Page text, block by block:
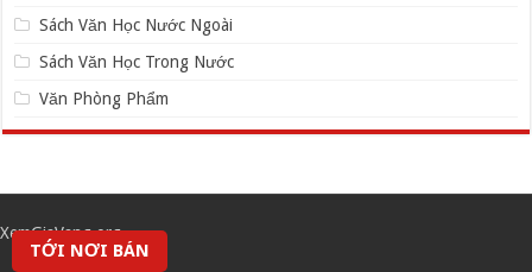
TỚI NƠI BÁN
Sách Văn Học Nước Ngoài
Sách Văn Học Trong Nước
Văn Phòng Phẩm
XemGiaVang.org